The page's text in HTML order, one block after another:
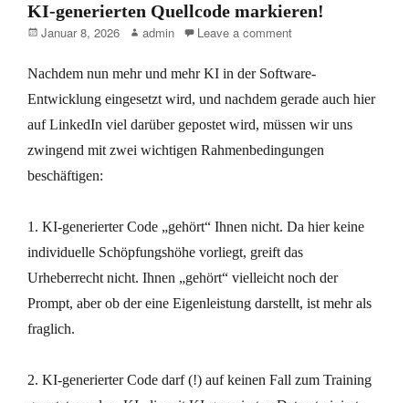
KI-generierten Quellcode markieren!
Posted
Januar 8, 2026 Author
admin Leave a comment
Nachdem nun mehr und mehr KI in der Software-
Entwicklung eingesetzt wird, und nachdem gerade auch hier
auf LinkedIn viel darüber gepostet wird, müssen wir uns
zwingend mit zwei wichtigen Rahmenbedingungen
beschäftigen:
1. KI-generierter Code „gehört“ Ihnen nicht. Da hier keine
individuelle Schöpfungshöhe vorliegt, greift das
Urheberrecht nicht. Ihnen „gehört“ vielleicht noch der
Prompt, aber ob der eine Eigenleistung darstellt, ist mehr als
fraglich.
2. KI-generierter Code darf (!) auf keinen Fall zum Training